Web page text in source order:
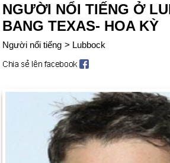
NGƯỜI NỔI TIẾNG Ở
BANG TEXAS- HOA KỲ
Người nổi tiếng > Lubbock